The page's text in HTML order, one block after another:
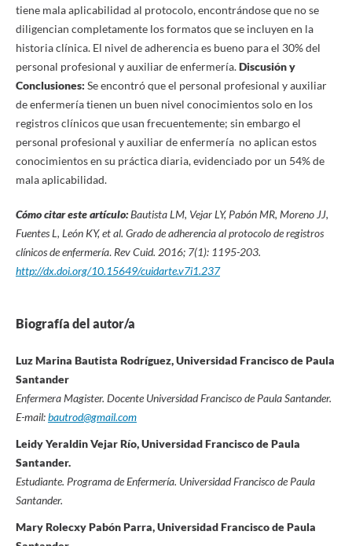
tiene mala aplicabilidad al protocolo, encontrándose que no se
diligencian completamente los formatos que se incluyen en la
historia clínica. El nivel de adherencia es bueno para el 30% del
personal profesional y auxiliar de enfermería.Discusión y
Conclusiones: Se encontró que el personal profesional y auxiliar
de enfermería tienen un buen nivel conocimientos solo en los
registros clínicos que usan frecuentemente; sin embargo el
personal profesional y auxiliar de enfermería no aplican estos
conocimientos en su práctica diaria, evidenciado por un 54% de
mala aplicabilidad.
Cómo citar este artículo:Bautista LM, Vejar LY, Pabón MR, Moreno JJ,
Fuentes L, León KY, et al. Grado de adherencia al protocolo de registros
clínicos de enfermería. Rev Cuid. 2016; 7(1): 1195-203.
http://dx.doi.org/10.15649/cuidarte.v7i1.237
Biografía del autor/a
Luz Marina Bautista Rodríguez, Universidad Francisco de Paula
Santander
Enfermera Magister. Docente Universidad Francisco de Paula Santander.
E-mail:bautrod@gmail.com
Leidy Yeraldin Vejar Río, Universidad Francisco de Paula
Santander.
Estudiante. Programa de Enfermería. Universidad Francisco de Paula
Santander.
Mary Rolecxy Pabón Parra, Universidad Francisco de Paula